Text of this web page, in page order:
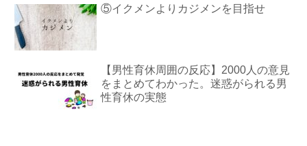
⑤イクメンよりカジメンを目指せ
【男性育休周囲の反応】2000人の意見
をまとめてわかった。迷惑がられる男
性育休の実態